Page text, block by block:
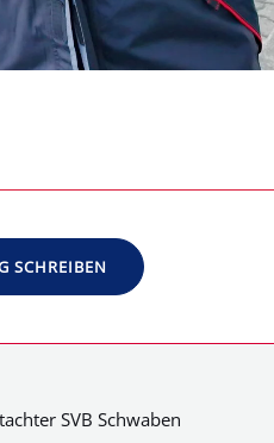
SCHREIBEN